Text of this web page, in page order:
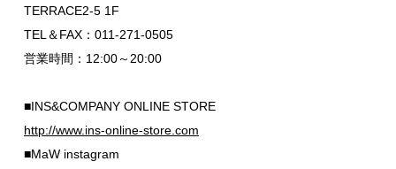
TERRACE2-5 1F
TEL＆FAX：011-271-0505
営業時間：12:00～20:00
■INS&COMPANY ONLINE STORE
http://www.ins-online-store.com
■MaW instagram